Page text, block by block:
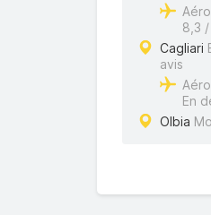
8,3
Cagliari
avis
En
Olbia